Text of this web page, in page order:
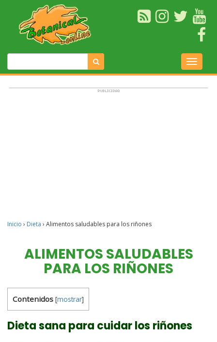
Inicio › Dieta › Alimentos saludables para los riñones
ALIMENTOS SALUDABLES
PARA LOS RIÑONES
Contenidos [mostrar]
Dieta sana para cuidar los riñones